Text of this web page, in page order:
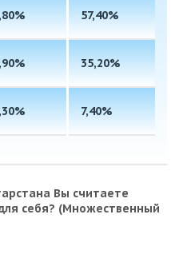
57,40%
35,20%
7,40%
Вы считаете
себя? (Множественный